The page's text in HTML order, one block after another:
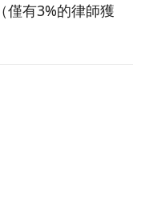
僅有3%的律師獲